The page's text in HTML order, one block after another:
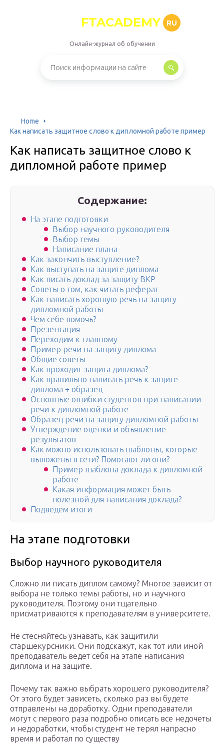
FTACADEMY RU
Онлайн-журнал об обучении
Home
Как написать защитное слово к дипломной работе пример
Как написать защитное слово к
дипломной работе пример
Содержание:
На этапе подготовки
Выбор научного руководителя
Выбор темы
Написание плана
Как закончить выступление?
Как выступать на защите диплома
Как писать доклад за защиту ВКР
Советы о том, как читать реферат
Как написать хорошую речь на защиту
дипломной работы
Чем себе помочь?
Презентация
Переходим к главному
Пример речи на защиту диплома
Общие советы
Как проходит защита диплома?
Как правильно написать речь к защите
диплома + образец
Основные ошибки студентов при написании
речи к дипломной работе
Образец речи на защиту дипломной работы
Утверждение оценки и объявление
результатов
Как можно использовать шаблоны, которые
выложены в сети? Помогают ли они?
Пример шаблона доклада к дипломной
работе
Какая информация может быть
полезной для написания доклада?
Подведем итоги
На этапе подготовки
Выбор научного руководителя
Сложно ли писать диплом самому? Многое зависит от
выбора не только темы работы, но и научного
руководителя. Поэтому они тщательно
присматриваются к преподавателям в университете.
Не стесняйтесь узнавать, как защитили
старшекурсники. Они подскажут, как тот или иной
преподаватель ведет себя на этапе написания
диплома и на защите.
Почему так важно выбрать хорошего руководителя?
От этого будет зависеть, сколько раз вы будете
отправлены на доработку. Одни преподаватели
могут с первого раза подробно описать все недочеты
и недоработки, чтобы студент не терял напрасно
время и работал по существу